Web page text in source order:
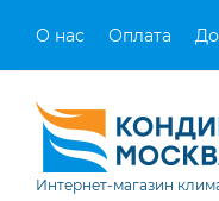
О нас Оплата
Интернет-магазин